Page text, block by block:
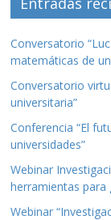
Conversatorio
matemáticas de
Conversatorio
universitaria”
Conferencia “El
universidades”
Webinar
herramientas
Webinar